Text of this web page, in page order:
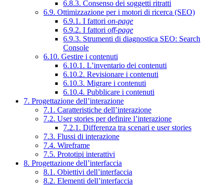
6.8.3. Consenso dei soggetti ritratti
6.9. Ottimizzazione per i motori di ricerca (SEO)
6.9.1. I fattori on-page
6.9.2. I fattori off-page
6.9.3. Strumenti di diagnostica SEO: Search
Console
6.10. Gestire i contenuti
6.10.1. L’inventario dei contenuti
6.10.2. Revisionare i contenuti
6.10.3. Migrare i contenuti
6.10.4. Pubblicare i contenuti
7. Progettazione dell’interazione
7.1. Caratteristiche dell’interazione
7.2. User stories per definire l’interazione
7.2.1. Differenza tra scenari e user stories
7.3. Flussi di interazione
7.4. Wireframe
7.5. Prototipi interattivi
8. Progettazione dell’interfaccia
8.1. Obiettivi dell’interfaccia
8.2. Elementi dell’interfaccia